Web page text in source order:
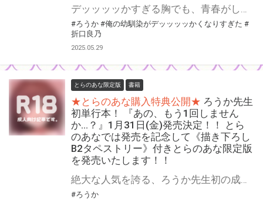
デッッッッかすぎる胸でも、青春がしたい！ ドキドキの文化祭編！ 「俺の幼馴染がデッッッッかくなりすぎた」の第2巻が6月10日(火)に発売！ とらのあなでは発売を記念して「特製A3タペストリー」付きとらのあな限定版を発売いたします。 とらのあな限定版は数量限定となりますので是非お早めにお求めください！
#ろうか #俺の幼馴染がデッッッッかくなりすぎた #
折口良乃
2025.05.29
とらのあな限定版 書籍
★とらのあな購入特典公開★ ろうか先生
初単行本！ 『あの、もう1回しません
か…？』1月31日(金)発売決定！！ とら
のあなでは発売を記念して《描き下ろし
B2タペストリー》付きとらのあな限定版
を発売いたします！！
絶大な人気を誇る、ろうか先生初の成年コミックスがここに爆誕!! 『あの、もう1回しませんか…？』が1月31日(金)に発売！！！ とらのあなでは 『あの、もう1回しませんか…？』発売を記念して、 《描き下ろしB2タペストリー》付きとらのあな限定版をご用意しました！！ お買い逃しのないよう、是非お求めください！
#ろうか